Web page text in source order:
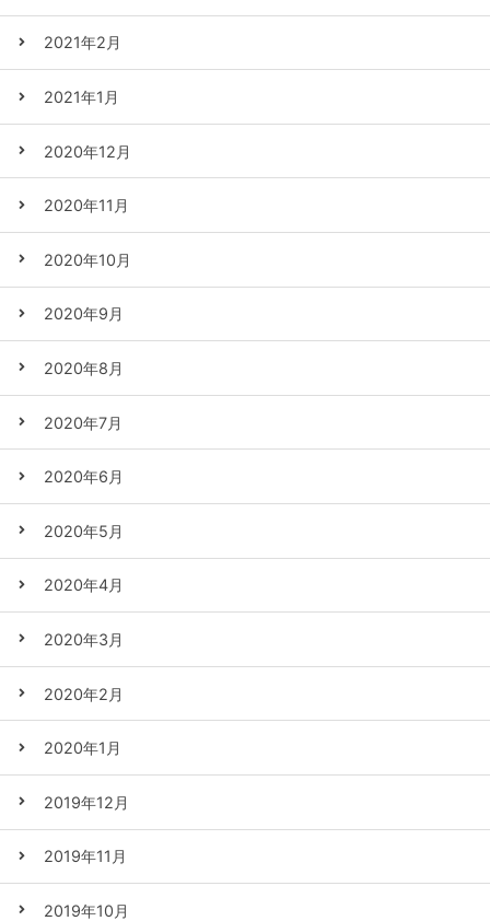
2021年2月
2021年1月
2020年12月
2020年11月
2020年10月
2020年9月
2020年8月
2020年7月
2020年6月
2020年5月
2020年4月
2020年3月
2020年2月
2020年1月
2019年12月
2019年11月
2019年10月